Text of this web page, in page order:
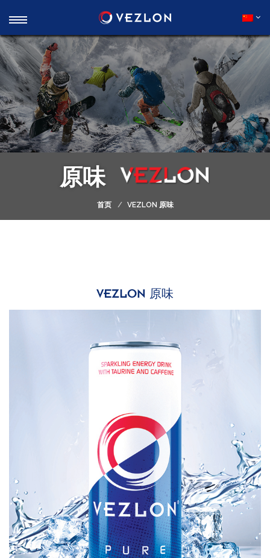
原味
首页 VEZLON 原味
VEZLON 原味